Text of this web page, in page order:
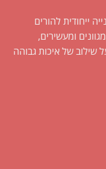
ייחודית להורים
ומעשירים,
שילוב של איכות גבוהה